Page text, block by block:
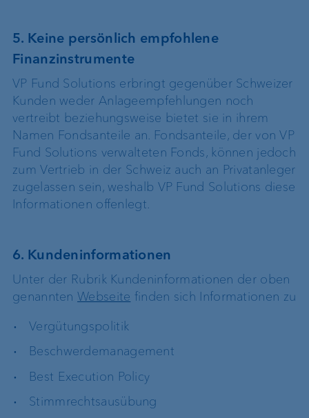
5. Keine persönlich empfohlene
Finanzinstrumente
VP Fund Solutions erbringt gegenüber Schweizer
Kunden weder Anlageempfehlungen noch
vertreibt beziehungsweise bietet sie in ihrem
Namen Fondsanteile an. Fondsanteile, der von VP
Fund Solutions verwalteten Fonds, können jedoch
zum Vertrieb in der Schweiz auch an Privatanleger
zugelassen sein, weshalb VP Fund Solutions diese
Informationen offenlegt.
6. Kundeninformationen
Unter der Rubrik Kundeninformationen der oben
genanntenWebseite finden sich Informationen zu
Vergütungspolitik
Beschwerdemanagement
Best Execution Policy
Stimmrechtsausübung